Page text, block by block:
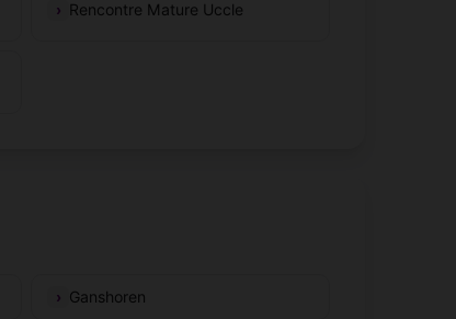
Rencontre Mature Uccle
Ganshoren